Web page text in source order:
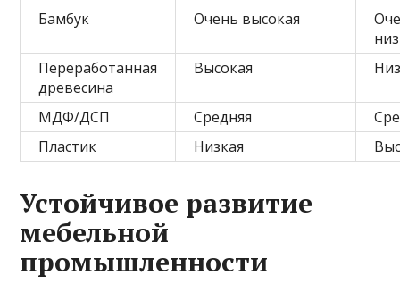
Бамбук Очень высокая
Переработанная
древесина
Высокая
МДФ/ДСП Средняя
Пластик
Низкая
Устойчивое развитие
мебельной
промышленности